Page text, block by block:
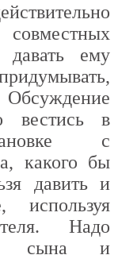
ему
Обсуждение
вестись в
с
какого бы
давить и
используя
Надо
сына и